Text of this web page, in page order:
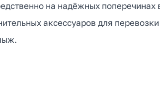
на надёжных
аксессуаров для